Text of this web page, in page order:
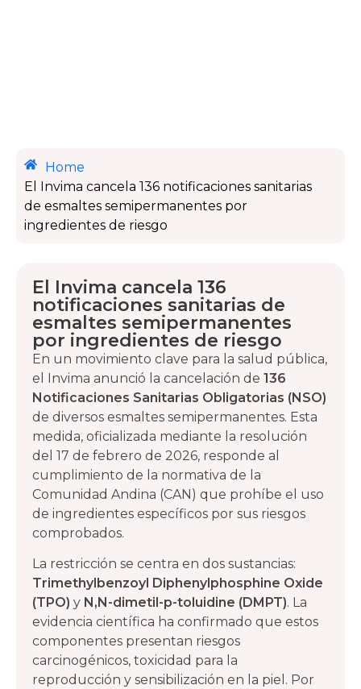
Home
El Invima cancela 136 notificaciones sanitarias
de esmaltes semipermanentes por
ingredientes de riesgo
El Invima cancela 136
notificaciones sanitarias de
esmaltes semipermanentes
por ingredientes de riesgo
En un movimiento clave para la salud pública,
el Invima anunció la cancelación de 136
Notificaciones Sanitarias Obligatorias (NSO)
de diversos esmaltes semipermanentes. Esta
medida, oficializada mediante la resolución
del 17 de febrero de 2026, responde al
cumplimiento de la normativa de la
Comunidad Andina (CAN) que prohíbe el uso
de ingredientes específicos por sus riesgos
comprobados.
La restricción se centra en dos sustancias:
Trimethylbenzoyl Diphenylphosphine Oxide
(TPO) y N,N-dimetil-p-toluidine (DMPT). La
evidencia científica ha confirmado que estos
componentes presentan riesgos
carcinogénicos, toxicidad para la
reproducción y sensibilización en la piel. Por